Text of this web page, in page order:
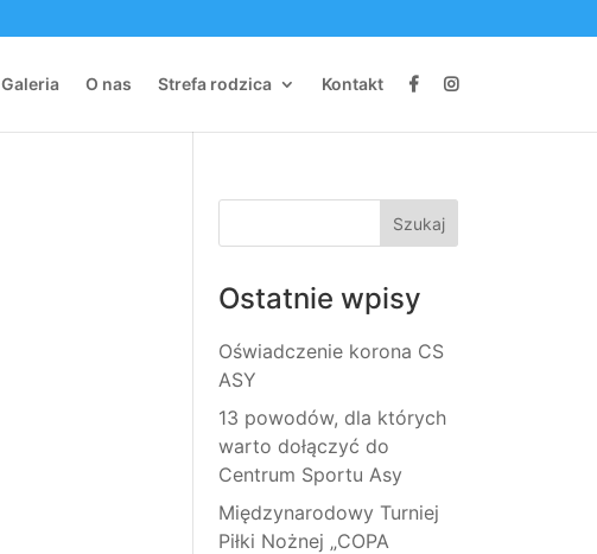
Galeria O nas Strefa rodzica Kontakt
Ostatnie wpisy
Oświadczenie korona CS
ASY
13 powodów, dla których
warto dołączyć do
Centrum Sportu Asy
Międzynarodowy Turniej
Piłki Nożnej „COPA